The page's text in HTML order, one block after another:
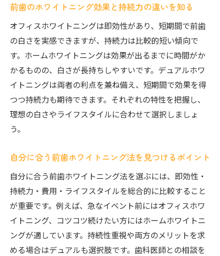
前歯のホワイトニング効果と持続力の違いを知る
オフィスホワイトニングは即効性があり、短期間で前歯
の白さを実感できますが、持続力は比較的短い傾向で
す。ホームホワイトニングは効果が出るまでに時間がか
かるものの、白さが長持ちしやすいです。デュアルホワ
イトニングは両者の利点を兼ね備え、短期間で効果を得
つつ持続力も期待できます。それぞれの特性を把握し、
理想の白さやライフスタイルに合わせて選択しましょ
う。
自分に合う前歯ホワイトニング法を見つけるポイント
自分に合う前歯ホワイトニング法を選ぶには、即効性・
持続力・費用・ライフスタイルを総合的に比較すること
が重要です。例えば、急なイベント前にはオフィスホワ
イトニング、コツコツ続けたい方にはホームホワイトニ
ングが適しています。持続性重視や両方のメリットを求
める場合はデュアルも選択肢です。歯科医師との相談を